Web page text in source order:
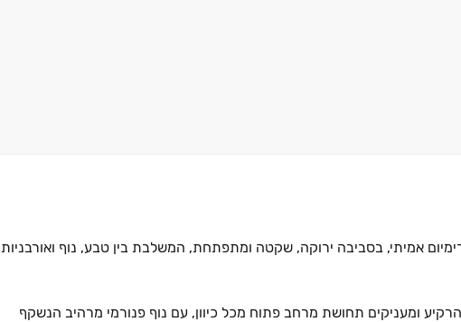
אמיתי, בסביבה ירוקה, שקטה ומתפתחת, המשלבת בין טבע, נוף ואורבניות
קומות מתנשאים מעל קו הרקיע ומעניקים תחושת מרחב פתוח מכל כיוון, עם נוף פנורמי מרהיב הנשקף